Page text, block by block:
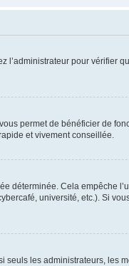
pour vérifier
permet de bénéficier de
et vivement conseillée.
déterminée. Cela empêche
université, etc.). Si
seuls les administrateurs, les